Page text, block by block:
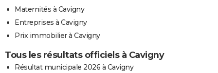
Maternités à Cavigny
Entreprises à Cavigny
Prix immobilier à Cavigny
Tous les résultats officiels à Cavigny
Résultat municipale 2026 à Cavigny